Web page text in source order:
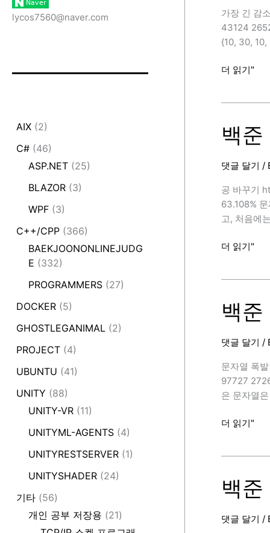
lycos7560@naver.com
AIX(2)
C#(46)
ASP.NET(25)
BLAZOR(3)
WPF(3)
C++/CPP(366)
BAEKJOONONLINEJUDG
E (332)
PROGRAMMERS(27)
DOCKER(5)
GHOSTLEGANIMAL(2)
PROJECT(4)
UBUNTU (41)
UNITY (88)
UNITY-VR(11)
UNITYML-AGENTS(4)
UNITYRESTSERVER(1)
UNITYSHADER(24)
기타(56)
개인 공부 저장용 (21)
C++)
추
반
가장 긴 감
43124
{10, 30, 10,
백
(가
장
감
소
하
는
분
더 읽기"
백
댓글 달기 /
공 바꾸기
63.108%
고, 처음에
백
(공
바
기,
C++)
더 읽기"
백
댓글 달기 /
문자열 폭
97727
은 문자열
백
(문
자
폭
더 읽기"
백
댓글 달기 /